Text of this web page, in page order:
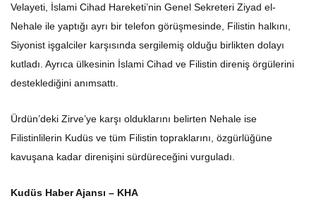
Velayeti, İslami Cihad Hareketi’nin Genel Sekreteri Ziyad el-
Nehale ile yaptığı ayrı bir telefon görüşmesinde, Filistin halkını,
Siyonist işgalciler karşısında sergilemiş olduğu birlikten dolayı
kutladı. Ayrıca ülkesinin İslami Cihad ve Filistin direniş örgülerini
desteklediğini anımsattı.
Ürdün’deki Zirve’ye karşı olduklarını belirten Nehale ise
Filistinlilerin Kudüs ve tüm Filistin topraklarını, özgürlüğüne
kavuşana kadar direnişini sürdüreceğini vurguladı.
Kudüs Haber Ajansı – KHA